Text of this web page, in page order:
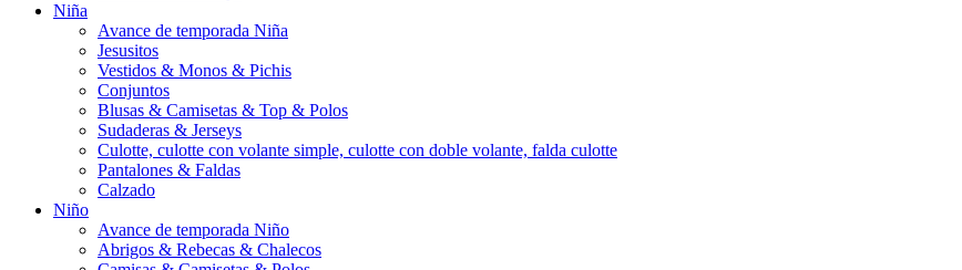
Niña
Avance de temporada Niña
Jesusitos
Vestidos & Monos & Pichis
Conjuntos
Blusas & Camisetas & Top & Polos
Sudaderas & Jerseys
Culotte, culotte con volante simple, culotte con doble volante, falda culotte
Pantalones & Faldas
Calzado
Niño
Avance de temporada Niño
Abrigos & Rebecas & Chalecos